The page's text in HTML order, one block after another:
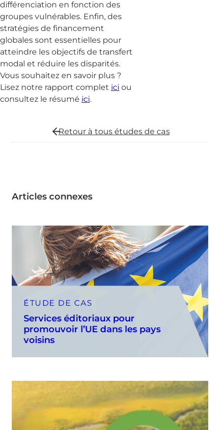
différenciation en fonction des
groupes vulnérables. Enfin, des
stratégies de financement
globales sont essentielles pour
atteindre les objectifs de transfert
modal et réduire les disparités.
Vous souhaitez en savoir plus ?
Lisez notre rapport complet ici ou
consultez le résumé ici.
Articles connexes
ÉTUDE DE CAS
Services éditoriaux pour
promouvoir l’UE dans les pays
voisins
Retour à tous études de cas